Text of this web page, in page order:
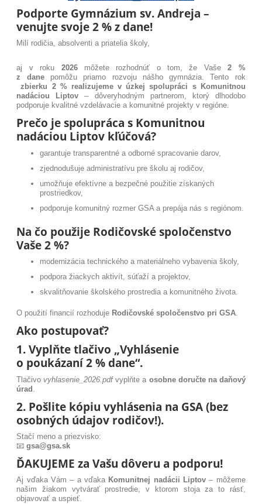
Podporte Gymnázium sv. Andreja –
venujte svoje 2 % z dane!
Milí rodičia, absolventi a priatelia školy,
aj v roku 2026môžete rozhodnúť o tom, že Vaše2 %
z danepomôžu priamo rozvoju nášho gymnázia. Tento rok
zbierku 2 % realizujeme v úzkej spolupráci s Komunitnou
nadáciou Liptov – dôveryhodným partnerom, ktorý dlhodobo
podporuje kvalitné vzdelávacie a komunitné projekty v regióne.
Prečo je spolupráca s Komunitnou
nadáciou Liptov kľúčová?
garantuje transparentné a odborné spracovanie darov,
zjednodušuje administratívu pre školu aj rodičov,
umožňuje efektívne a bezpečné použitie získaných
prostriedkov,
podporuje komunitný rozmer GSA a prepája nás s regiónom.
Na čo použije Rodičovské spoločenstvo
Vaše 2 %?
modernizácia technického a materiálneho vybavenia školy,
podpora žiackych aktivít, súťaží a projektov,
skvalitňovanie školského prostredia a komunitného života.
O použití financií rozhoduje Rodičovské spoločenstvo pri GSA
Ako postupovať?
1. Vyplňte tlačivo „Vyhlásenie
o poukázaní 2 % dane“.
Tlačivovyhlasenie_2026.pdfvyplňte a osobne doručte na daňový
úrad
2. Pošlite kópiu vyhlásenia na GSA (bez
osobných údajov rodičov!).
Stačí meno a priezvisko:
📧gsa@gsa.sk
ĎAKUJEME za Vašu dôveru a podporu!
Aj vďaka Vám – a vďaka Komunitnej nadácii Liptov – môžeme
našim žiakom vytvárať prostredie, v ktorom stoja za to rásť,
objavovať a uspieť.